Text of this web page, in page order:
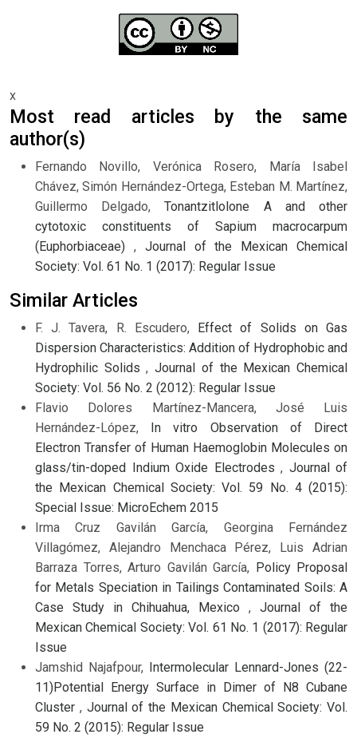
x
Most read articles by the same
author(s)
Fernando Novillo, Verónica Rosero, María Isabel
Chávez, Simón Hernández-Ortega, Esteban M. Martínez,
Guillermo Delgado,Tonantzitlolone A and other
cytotoxic constituents of Sapium macrocarpum
(Euphorbiaceae) , Journal of the Mexican Chemical
Society: Vol. 61 No. 1 (2017): Regular Issue
Similar Articles
F. J. Tavera, R. Escudero, Effect of Solids on Gas
Dispersion Characteristics: Addition of Hydrophobic and
Hydrophilic Solids,Journal of the Mexican Chemical
Society: Vol. 56 No. 2 (2012): Regular Issue
Flavio Dolores Martínez-Mancera, José Luis
Hernández-López, In vitro Observation of Direct
Electron Transfer of Human Haemoglobin Molecules on
glass/tin-doped Indium Oxide Electrodes , Journal of
the Mexican Chemical Society: Vol. 59 No. 4 (2015):
Special Issue: MicroEchem 2015
Irma Cruz Gavilán García, Georgina Fernández
Villagómez, Alejandro Menchaca Pérez, Luis Adrian
Barraza Torres, Arturo Gavilán García, Policy Proposal
for Metals Speciation in Tailings Contaminated Soils: A
Case Study in Chihuahua, Mexico , Journal of the
Mexican Chemical Society: Vol. 61 No. 1 (2017): Regular
Issue
Jamshid Najafpour, Intermolecular Lennard-Jones (22-
11)Potential Energy Surface in Dimer of N8 Cubane
Cluster , Journal of the Mexican Chemical Society: Vol.
59 No. 2 (2015): Regular Issue